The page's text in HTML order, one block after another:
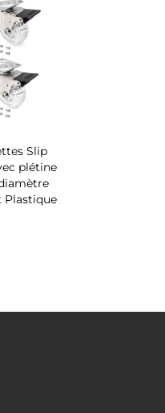
Slip
plétine
Plastique